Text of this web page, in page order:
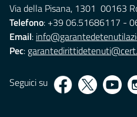
Via della Pisana, 1301 00163
Telefono: +39 06.51686117 -
Email:
Pec:
Seguici su